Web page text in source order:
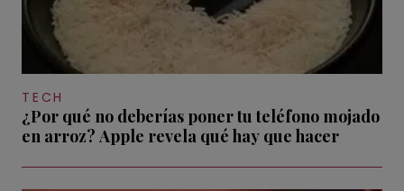
TECH
¿Por qué no deberías poner tu teléfono mojado
en arroz? Apple revela qué hay que hacer